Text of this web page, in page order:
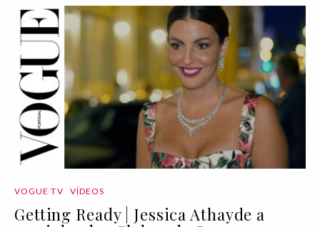
VOGUE TV VÍDEOS
Getting Ready | Jessica Athayde a